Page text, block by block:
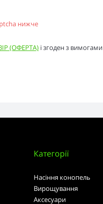
нижче
(ОФЕРТА) і згоден з вимогами
Категорії
Насіння конопель
Вирощування
Аксесуари